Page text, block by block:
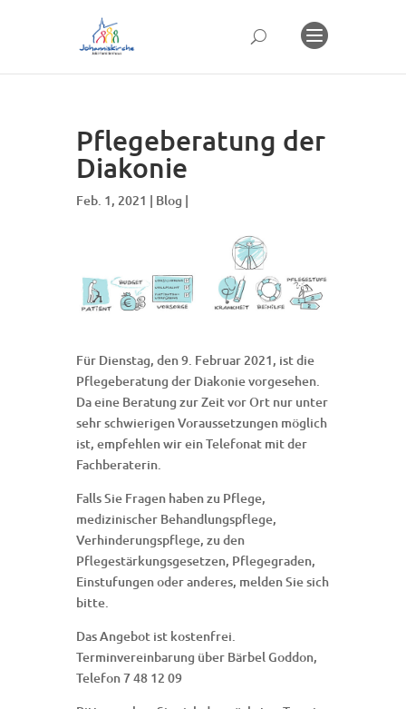
Pflegeberatung der
Diakonie
Feb. 1, 2021 | Blog |
Für Dienstag, den 9. Februar 2021, ist die
Pflegeberatung der Diakonie vorgesehen.
Da eine Beratung zur Zeit vor Ort nur unter
sehr schwierigen Voraussetzungen möglich
ist, empfehlen wir ein Telefonat mit der
Fachberaterin.
Falls Sie Fragen haben zu Pflege,
medizinischer Behandlungspflege,
Verhinderungspflege, zu den
Pflegestärkungsgesetzen, Pflegegraden,
Einstufungen oder anderes, melden Sie sich
bitte.
Das Angebot ist kostenfrei.
Terminvereinbarung über Bärbel Goddon,
Telefon 7 48 12 09